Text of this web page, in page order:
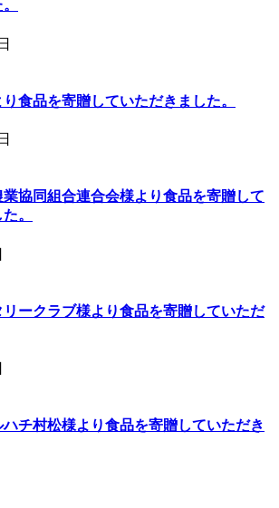
食品を寄贈していただきました。
協同組合連合会様より食品を寄贈して
。
ークラブ様より食品を寄贈していただ
チ村松様より食品を寄贈していただき